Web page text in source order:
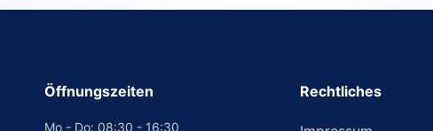
Öffnungszeiten
Mo - Do: 08:30 - 16:30
Rechtliches